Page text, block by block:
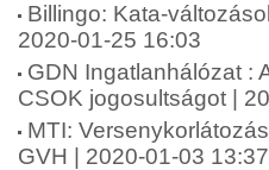
Billingo: Kata-
2020-01-25 16:03
GDN Ingatlanhálózat :
CSOK jogosultságot |
MTI:
GVH | 2020-01-03 13:37